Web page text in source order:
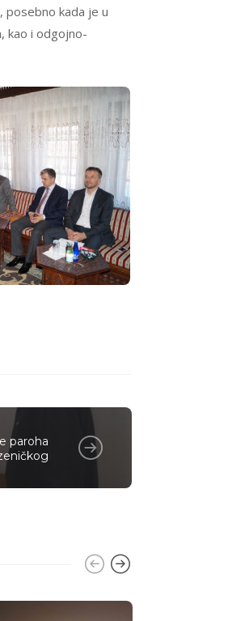
posebno kada je u
kao i odgojno-
paroha